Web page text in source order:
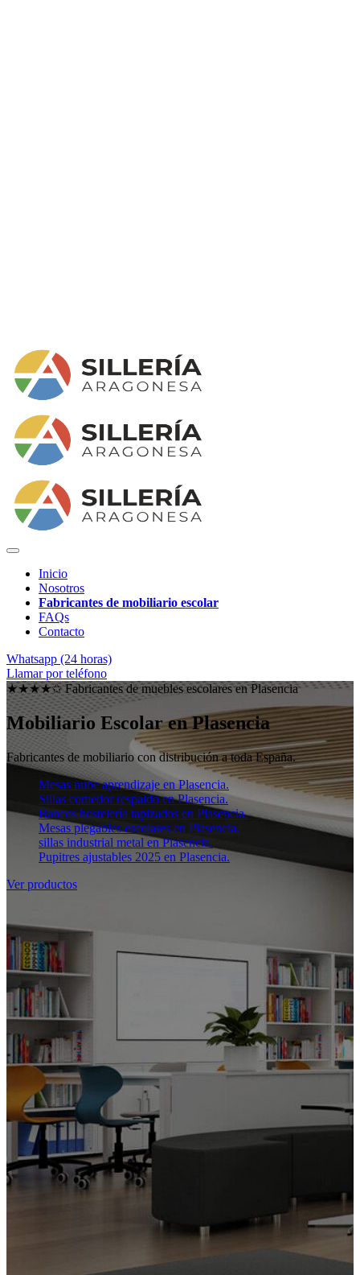
Inicio
Nosotros
Fabricantes de mobiliario escolar
FAQs
Contacto
Whatsapp (24 horas)
Llamar por teléfono
★★★★✩ Fabricantes de muebles escolares enPlasencia
Mobiliario Escolar en Plasencia
Fabricantes de mobiliario con distribución a toda España.
Mesas nube aprendizaje en Plasencia.
Sillas comedor respaldo en Plasencia.
Bancos hostelería tapizados en Plasencia.
Mesas plegables escolares en Plasencia.
sillas industrial metal en Plasencia.
Pupitres ajustables 2025 en Plasencia.
Ver productos